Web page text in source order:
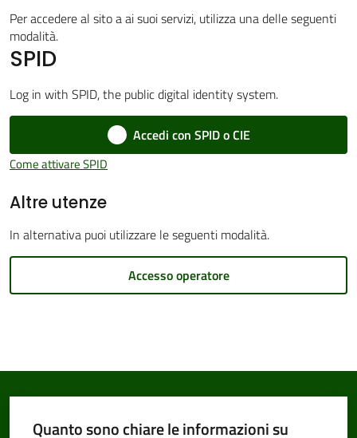
Vivere
Galliera
Amministrazione
Tutti
Per accedere al sito a ai suoi servizi, utilizza una delle seguenti
modalità.
SPID
Log in with SPID, the public digital identity system.
Accedi con SPID o CIE
Come attivare SPID
Altre utenze
In alternativa puoi utilizzare le seguenti modalità.
Accesso operatore
Quanto sono chiare le informazioni su